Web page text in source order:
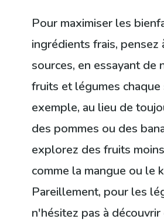
Pour maximiser les
ingrédients frais, pensez
sources, en essayant de
fruits et légumes chaque
exemple, au lieu de
des pommes ou des
explorez des fruits
comme la mangue ou le
Pareillement, pour les
n'hésitez pas à découvrir